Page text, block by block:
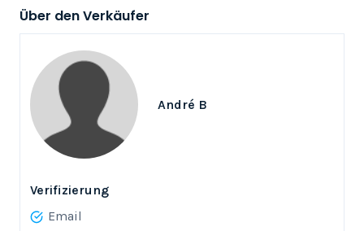
Über den Verkäufer
André B
Verifizierung
Email